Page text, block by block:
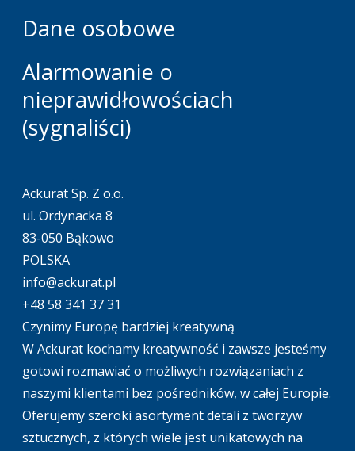
Dane osobowe
Alarmowanie o
nieprawidłowościach
(sygnaliści)
Ackurat Sp. Z o.o.
ul. Ordynacka 8
83-050 Bąkowo
POLSKA
info@ackurat.pl
+48 58 341 37 31
Czynimy Europę bardziej kreatywną
W Ackurat kochamy kreatywność i zawsze jesteśmy
gotowi rozmawiać o możliwych rozwiązaniach z
naszymi klientami bez pośredników, w całej Europie.
Oferujemy szeroki asortyment detali z tworzyw
sztucznych, z których wiele jest unikatowych na